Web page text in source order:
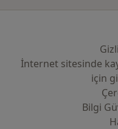
İnternet sitesinde
i̇çin
Bilgi